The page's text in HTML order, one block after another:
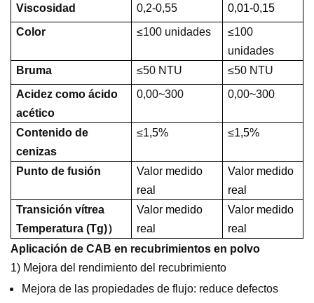
Viscosidad 0,2-0,55
0,01-0,15
Color
≤100 unidades
≤100
unidades
Bruma
≤50 NTU
≤50 NTU
Acidez como ácido
acético
0,00~300 0,00~300
Contenido de
cenizas
≤1,5% ≤1,5%
Punto de fusión
Valor medido
real
Valor medido
real
Transición vítrea
Temperatura (Tg)）
Valor medido
real
Valor medido
real
Aplicación de CAB en recubrimientos en polvo
1) Mejora del rendimiento del recubrimiento
Mejora de las propiedades de flujo: reduce defectos